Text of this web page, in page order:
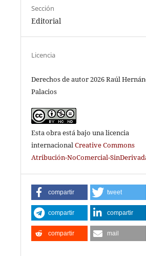
Sección
Editorial
Licencia
Derechos de autor 2026 Raúl
Palacios
Esta obra está bajo una licencia
internacionalCreative Commons
Atribución-NoComercial-
compartir tweet
compartir compartir
compartir mail